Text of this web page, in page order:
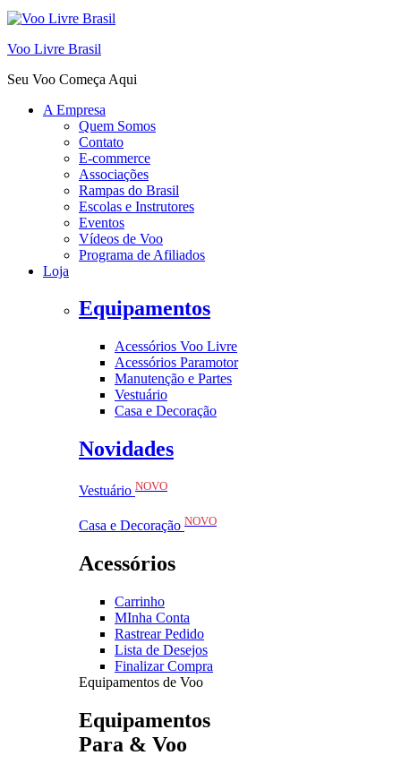
Voo Livre Brasil
Seu Voo Começa Aqui
A Empresa
Quem Somos
Contato
E-commerce
Associações
Rampas do Brasil
Escolas e Instrutores
Eventos
Vídeos de Voo
Programa de Afiliados
Loja
Equipamentos
Acessórios Voo Livre
Acessórios Paramotor
Manutenção e Partes
Vestuário
Casa e Decoração
Novidades
Vestuário NOVO
Casa e Decoração NOVO
Acessórios
Carrinho
MInha Conta
Rastrear Pedido
Lista de Desejos
Finalizar Compra
Equipamentos de Voo
Equipamentos
Para & Voo